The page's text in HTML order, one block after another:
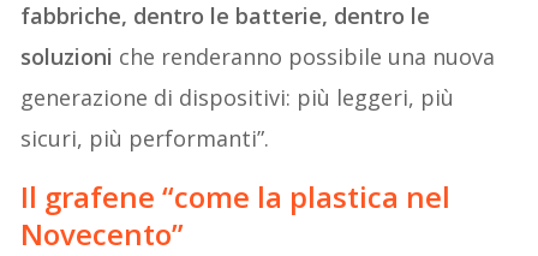
fabbriche, dentro le batterie, dentro le
soluzioni che renderanno possibile una nuova
generazione di dispositivi: più leggeri, più
sicuri, più performanti”.
Il grafene “come la plastica nel
Novecento”